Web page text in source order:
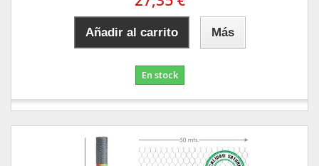
Añadir al carrito Más
En stock